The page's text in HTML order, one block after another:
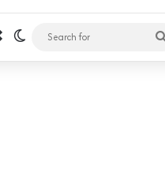
Random Article
Switch skin